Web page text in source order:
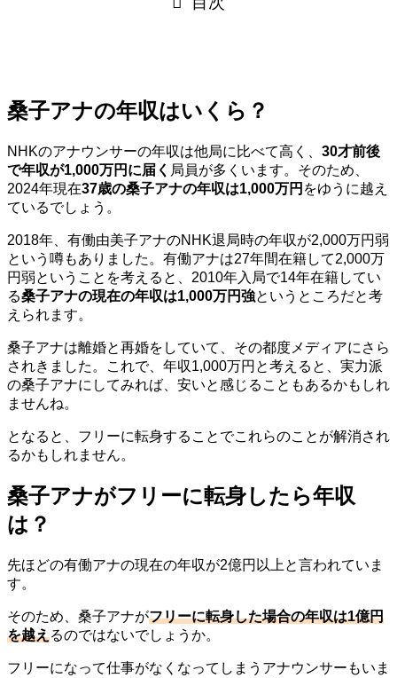
桑子アナの年収はいくら？
NHKのアナウンサーの年収は他局に比べて高く、 30才前後
で年収が1,000万円に届く 局員が多くいます。そのため、
2024年現在37歳の桑子アナの年収は1,000万円 をゆうに越え
ているでしょう。
2018年、有働由美子アナのNHK退局時の年収が2,000万円弱
という噂もありました。有働アナは27年間在籍して2,000万
円弱ということを考えると、2010年入局で14年在籍してい
る桑子アナの現在の年収は1,000万円強というところだと考
えられます。
桑子アナは離婚と再婚をしていて、その都度メディアにさら
されきました。これで、年収1,000万円と考えると、実力派
の桑子アナにしてみれば、安いと感じることもあるかもしれ
ませんね。
となると、フリーに転身することでこれらのことが解消され
るかもしれません。
桑子アナがフリーに転身したら年収
は？
先ほどの有働アナの現在の年収が2億円以上と言われていま
す。
そのため、桑子アナがフリーに転身した場合の年収は1億円
を越えるのではないでしょうか。
フリーになって仕事がなくなってしまうアナウンサーもいま